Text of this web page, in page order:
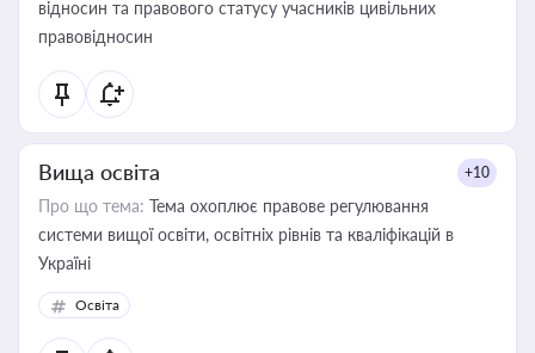
відносин та правового статусу учасників цивільних
правовідносин
Вища освіта +10
Про що тема: Тема охоплює правове регулювання
системи вищої освіти, освітніх рівнів та кваліфікацій в
Україні
Освіта